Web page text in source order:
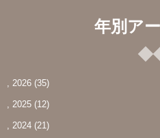
年別ア
, 2026 (35)
, 2025 (12)
, 2024 (21)